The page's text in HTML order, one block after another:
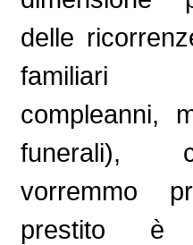
delle
familiari
compleanni,
funerali),
vorremmo
prestito